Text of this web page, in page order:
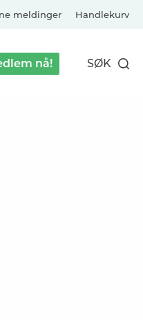
meldinger Handlekurv
nå! SØK